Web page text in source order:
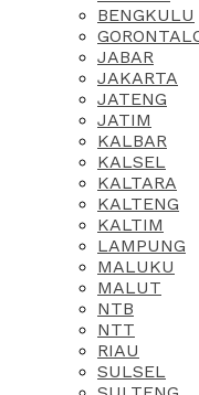
BENGKULU
JABAR
JAKARTA
JATENG
JATIM
KALBAR
KALSEL
KALTARA
KALTENG
KALTIM
LAMPUNG
MALUKU
MALUT
NTB
NTT
RIAU
SULSEL